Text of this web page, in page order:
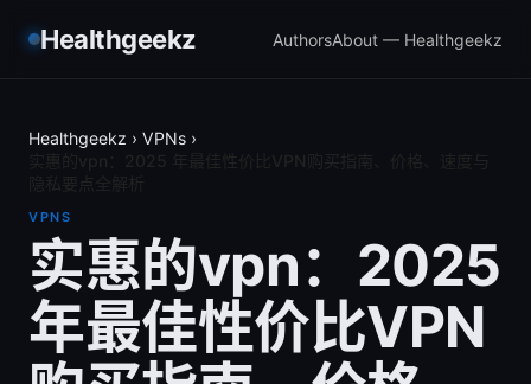
Healthgeekz AuthorsAbout — Healthgeekz
Healthgeekz › VPNs ›
VPNS
实惠的vpn：2025
年最佳性价比VPN